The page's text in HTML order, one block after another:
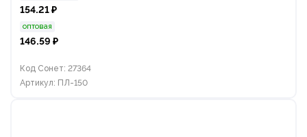
154.21 ₽
оптовая
146.59 ₽
Код Сонет: 27364
Артикул: ПЛ-150